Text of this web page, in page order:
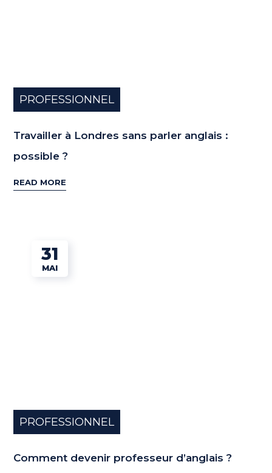
PROFESSIONNEL
Travailler à Londres sans parler anglais :
possible ?
READ MORE
31
MAI
PROFESSIONNEL
Comment devenir professeur d’anglais ?